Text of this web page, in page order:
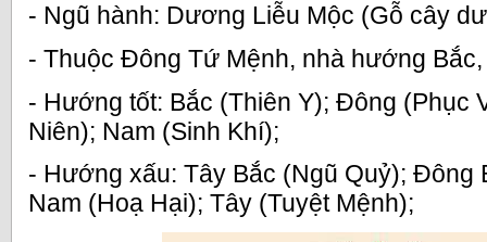
- Ngũ hành: Dương Liễu Mộc (Gỗ cây
- Thuộc Đông Tứ Mệnh, nhà hướng
- Hướng tốt: Bắc (Thiên Y); Đông (Phục
Niên); Nam (Sinh Khí);
- Hướng xấu: Tây Bắc (Ngũ Quỷ); Đông
Nam (Hoạ Hại); Tây (Tuyệt Mệnh);